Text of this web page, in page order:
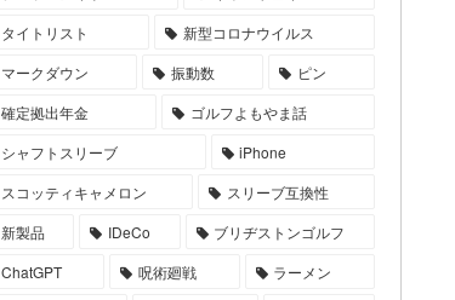
タイトリスト
新型コロナウイルス
マークダウン
振動数
ピン
確定拠出年金
ゴルフよもやま話
シャフトスリーブ
iPhone
スコッティキャメロン
スリーブ互換性
新製品
IDeCo
ブリヂストンゴルフ
ChatGPT
呪術廻戦
ラーメン